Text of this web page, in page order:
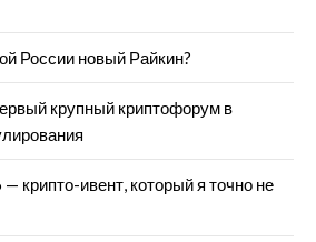
России новый Райкин?
крупный криптофорум в
крипто-ивент, который я точно не